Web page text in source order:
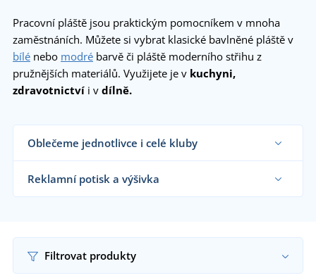
Pracovní pláště jsou praktickým pomocníkem v mnoha
zaměstnáních. Můžete si vybrat klasické bavlněné pláště v
bílé nebo modré barvě či pláště moderního střihu z
pružnějších materiálů. Využijete je v kuchyni,
zdravotnictví i v dílně.
Oblečeme jednotlivce i celé kluby
Dodáváme pláště restauracím, hotelům,
kuchyním, firmám, zdravotnickým zařízením i
koncovým zákazníkům již od 1 kusu.
Chci vědět více
Reklamní potisk a výšivka
Filtrovat produkty